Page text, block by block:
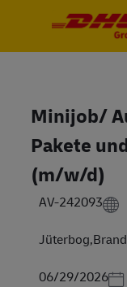
Minijob/
Pakete
(m/w/d)
AV-242093
Posted Date
06/29/2026